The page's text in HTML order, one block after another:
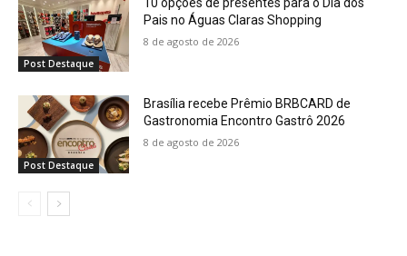
Post Destaque
Pais no Águas Claras Shopping
8 de agosto de 2026
Post Destaque
Brasília recebe Prêmio BRBCARD de
Gastronomia Encontro Gastrô 2026
8 de agosto de 2026